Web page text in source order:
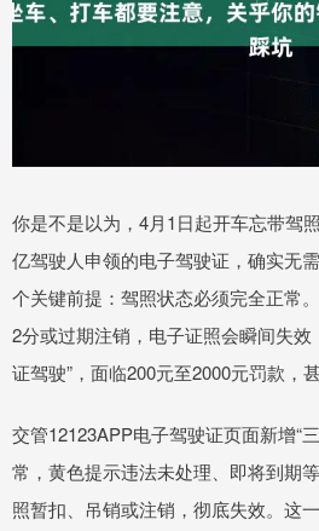
你是不是以为，4月1日起开车忘带驾
亿驾驶人申领的电子驾驶证，确实无
个关键前提：驾照状态必须完全正常
2分或过期注销，电子证照会瞬间失效
证驾驶”，面临200元至2000元罚款，甚
交管12123APP电子驾驶证页面新增“
常，黄色提示违法未处理、即将到期
照暂扣、吊销或注销，彻底失效。这